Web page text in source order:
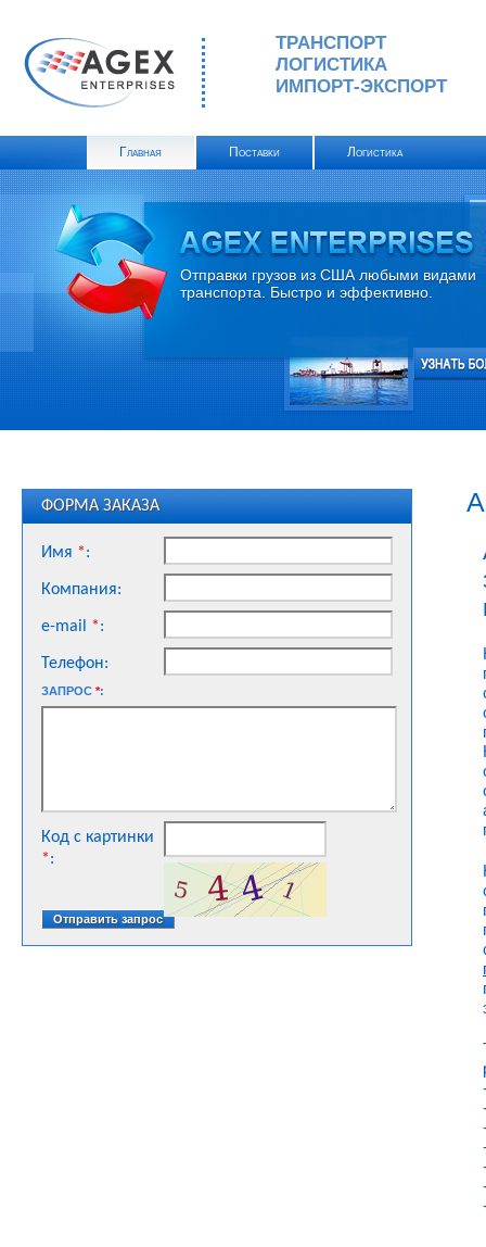
ТРАНСПОРТ
ЛОГИСТИКА
ИМПОРТ-ЭКСПОРТ
Отправки грузов из США любыми видами
транспорта. Быстро и эффективно.
Главная Поставки Логистика
ФОРМА ЗАКАЗА
Имя *:
Компания:
e-mail *:
Телефон:
ЗАПРОС *:
Код с картинки
*: